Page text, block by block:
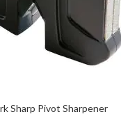
Sharp Pivot Sharpener